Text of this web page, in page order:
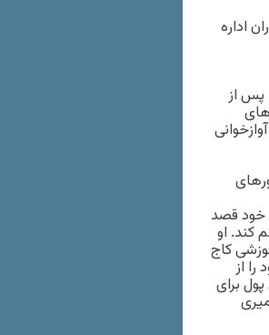
اداره
پس از
خود قصد
کند. او
کاج
را از
پول برای